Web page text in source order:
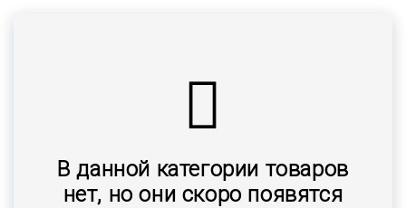
В данной категории товаров
нет, но они скоро появятся